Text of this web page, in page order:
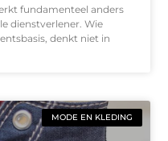
fundamenteel anders
dienstverlener. Wie
denkt niet in
MODE EN KLEDING